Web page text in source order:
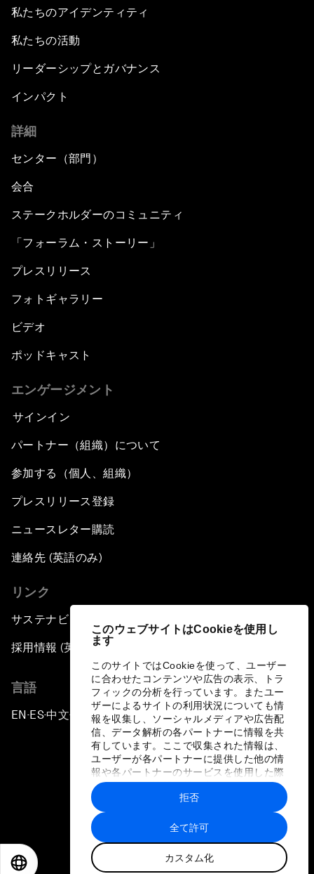
このウェブサイトはCookieを使用し
ます
このサイトではCookieを使って、ユーザー
に合わせたコンテンツや広告の表示、トラ
フィックの分析を行っています。またユー
ザーによるサイトの利用状況についても情
報を収集し、ソーシャルメディアや広告配
信、データ解析の各パートナーに情報を共
有しています。ここで収集された情報は、
ユーザーが各パートナーに提供した他の情
報や各パートナーのサービスを使用した際
に収集された情報と組み合わされ、各パー
トナーによって使用されることがありま
す。
全て許可
カスタム化
拒否
私たちのアイデンティティ
私たちの活動
リーダーシップとガバナンス
インパクト
詳細
センター（部門）
会合
ステークホルダーのコミュニティ
「フォーラム・ストーリー」
プレスリリース
フォトギャラリー
ビデオ
ポッドキャスト
エンゲージメント
サインイン
パートナー（組織）について
参加する（個人、組織）
プレスリリース登録
ニュースレター購読
連絡先 (英語のみ)
リンク
サステナビリティへの取り組み
採用情報 (英語のみ)
言語
EN ▪ ES▪中文▪ 日本語
プライバシーポリシーと利用規約
サイトマップ
©
世界経済フォーラム